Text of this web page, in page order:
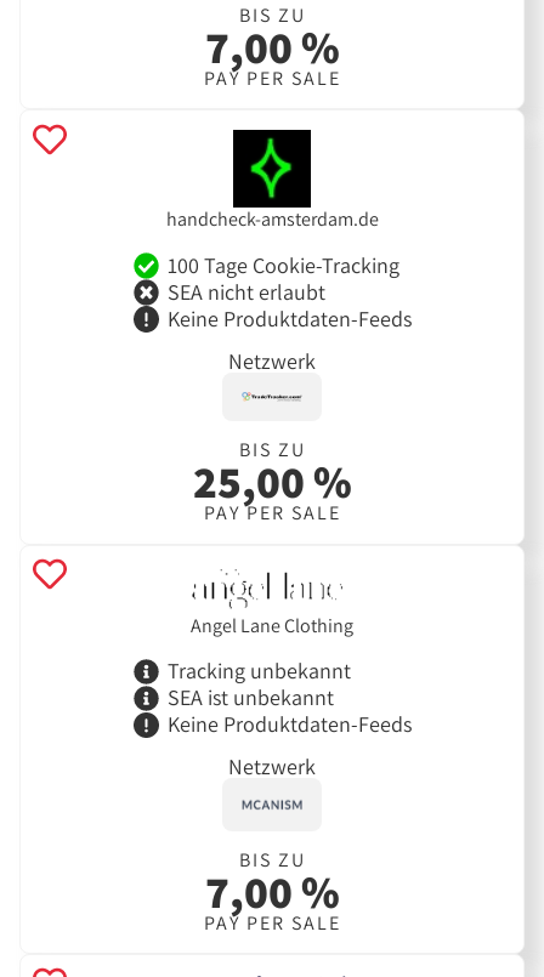
BIS ZU
7,00 %
PAY PER SALE
handcheck-amsterdam.de
100 Tage Cookie-Tracking
SEA nicht erlaubt
Keine Produktdaten-Feeds
Netzwerk
BIS ZU
25,00 %
PAY PER SALE
Angel Lane Clothing
Tracking unbekannt
SEA ist unbekannt
Keine Produktdaten-Feeds
Netzwerk
BIS ZU
7,00 %
PAY PER SALE